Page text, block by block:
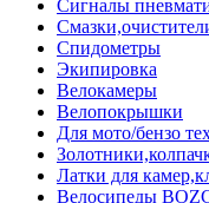
Сигналы
Спидометры
Экипировка
Велокамеры
Велопокрышки
Для мото/бензо
Латки для
Велосипеды